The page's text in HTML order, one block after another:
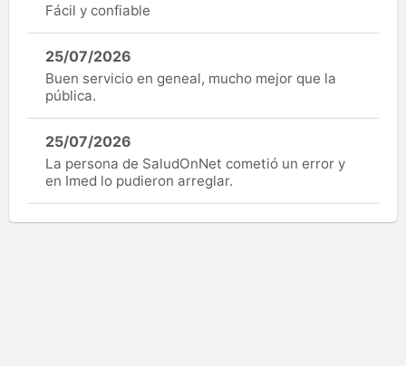
Fácil y confiable
25/07/2026
Buen servicio en geneal, mucho mejor que la
pública.
25/07/2026
La persona de SaludOnNet cometió un error y
en Imed lo pudieron arreglar.